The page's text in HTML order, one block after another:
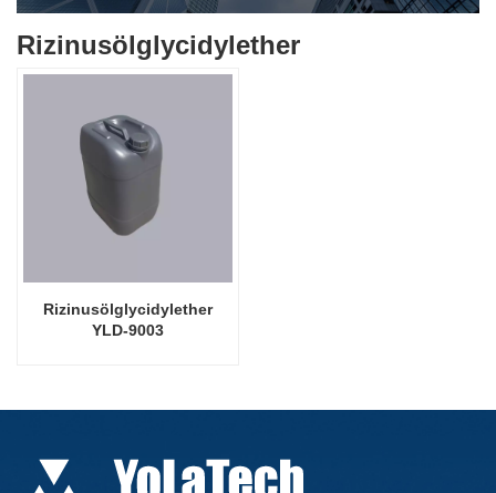
Rizinusölglycidylether
Rizinusölglycidylether
YLD-9003